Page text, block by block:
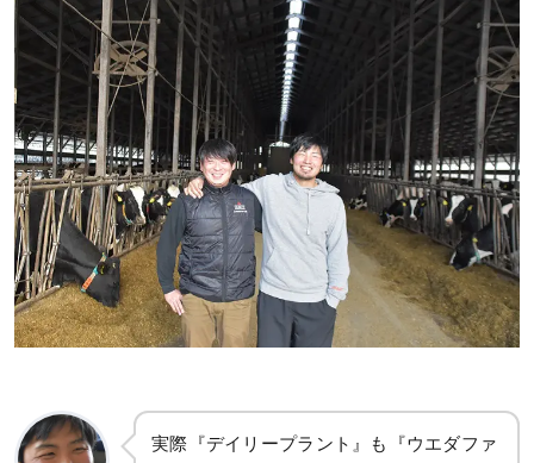
実際『デイリープラント』も『ウエダファ